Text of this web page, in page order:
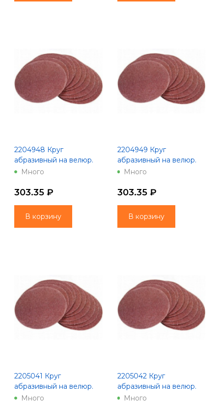
2204948 Круг
абразивный на велюр.
осн.,зер.220, 10шт.,d125
Много
303.35 ₽
В корзину
2204949 Круг
абразивный на велюр.
осн.,зер.320, 10шт.,d125
Много
303.35 ₽
В корзину
2205041 Круг
абразивный на велюр.
осн.,зер.40, 10шт.,d125, 8
Много
2205042 Круг
абразивный на велюр.
осн.,зер.60, 10шт.,d125, 8
Много